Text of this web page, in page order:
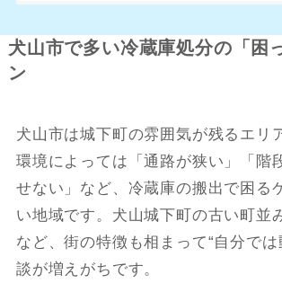
犬山市で多い冷蔵庫処分の「困
ン
犬山市は城下町の雰囲気が残るエリ
環境によっては「通路が狭い」「階
せない」など、冷蔵庫の搬出で困る
い地域です。犬山城下町の古い町並
など、街の特徴も相まって“自分では
談が増えがちです。